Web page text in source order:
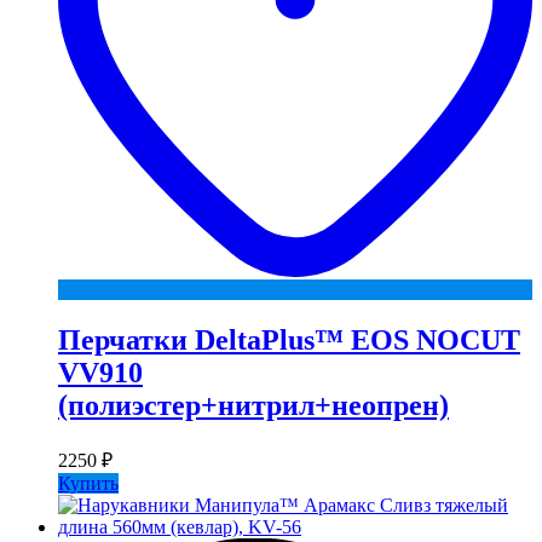
Перчатки DeltaPlus™ EOS NOCUT
VV910
(полиэстер+нитрил+неопрен)
2250 ₽
Купить